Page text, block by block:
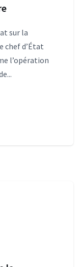
sur la
chef d’État
l’opération